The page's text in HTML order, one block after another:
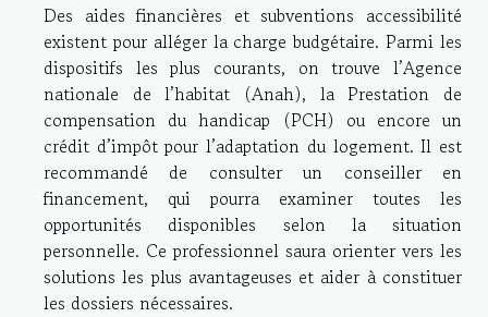
Des aides financières et subventions accessibilité
existent pour alléger la charge budgétaire. Parmi les
dispositifs les plus courants, on trouve l’Agence
nationale de l’habitat (Anah), la Prestation de
compensation du handicap (PCH) ou encore un
crédit d’impôt pour l’adaptation du logement. Il est
recommandé de consulter un conseiller en
financement, qui pourra examiner toutes les
opportunités disponibles selon la situation
personnelle. Ce professionnel saura orienter vers les
solutions les plus avantageuses et aider à constituer
les dossiers nécessaires.